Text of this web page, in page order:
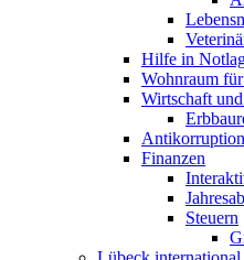
Hilfe in
Wohnraum
Wirtschaft
Finanzen
Steuern